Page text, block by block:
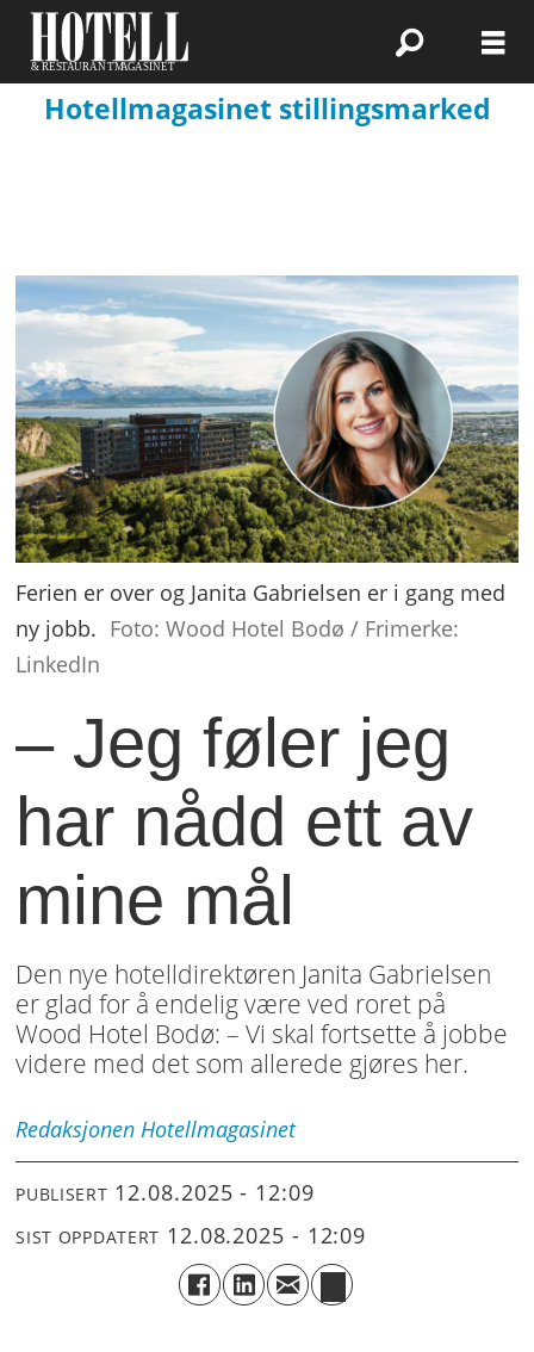
Hotellmagasinet stillingsmarked
Ferien er over og Janita Gabrielsen er i gang med
ny jobb. Foto: Wood Hotel Bodø / Frimerke:
LinkedIn
– Jeg føler jeg
har nådd ett av
mine mål
Den nye hotelldirektøren Janita Gabrielsen
er glad for å endelig være ved roret på
Wood Hotel Bodø: – Vi skal fortsette å jobbe
videre med det som allerede gjøres her.
Redaksjonen Hotellmagasinet
PUBLISERT 12.08.2025 - 12:09
SIST OPPDATERT 12.08.2025 - 12:09